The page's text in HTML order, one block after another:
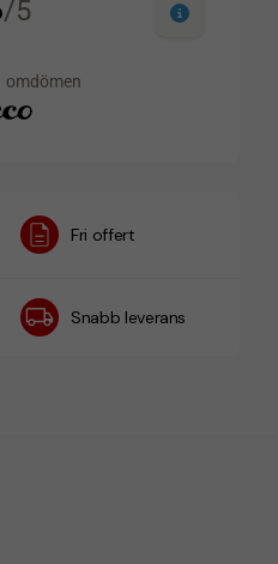
Fri offert
Snabb leverans